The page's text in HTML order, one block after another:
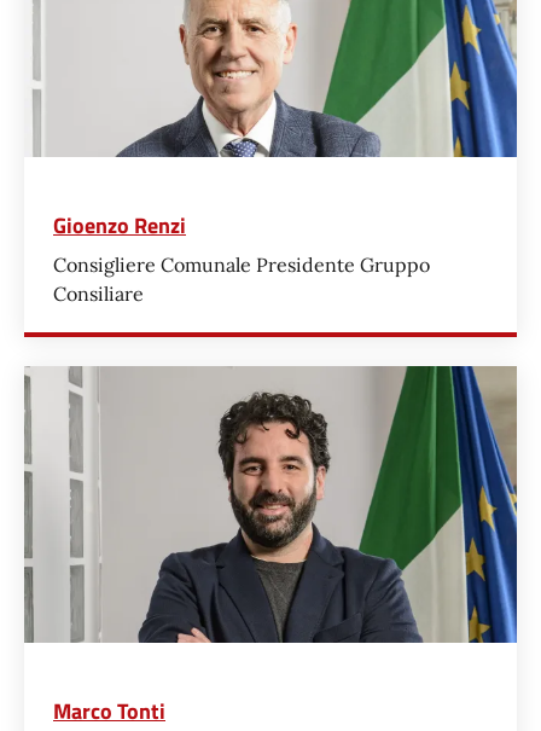
Gioenzo Renzi
Consigliere Comunale Presidente Gruppo
Consiliare
Marco Tonti